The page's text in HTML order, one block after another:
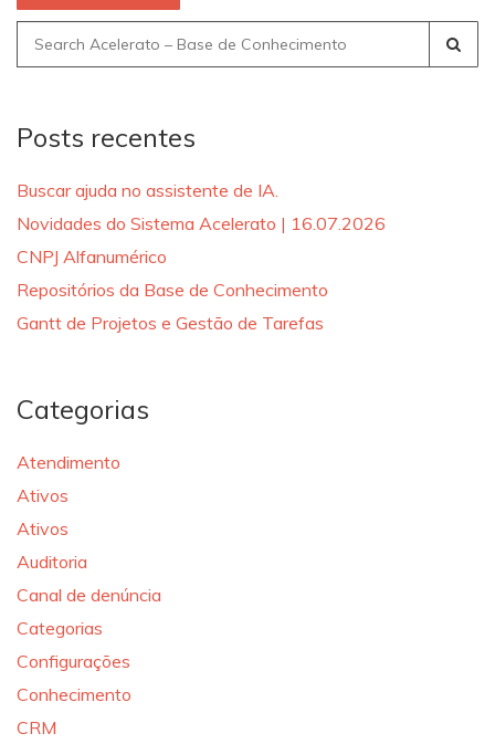
Search
for:
Posts recentes
Buscar ajuda no assistente de IA.
Novidades do Sistema Acelerato | 16.07.2026
CNPJ Alfanumérico
Repositórios da Base de Conhecimento
Gantt de Projetos e Gestão de Tarefas
Categorias
Atendimento
Ativos
Ativos
Auditoria
Canal de denúncia
Categorias
Configurações
Conhecimento
CRM